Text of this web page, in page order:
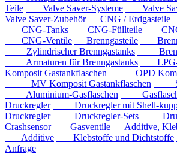
Teile
Valve Saver-Systeme
Valve
Valve Saver-Zubehör
CNG / Erdgasteile
CNG-Tanks
CNG-Füllteile
CNG-Ventile
Brenngasteile
Zylindrischer Brenngastanks
Armaturen für Brenngastanks
LPG-
Komposit Gastankflaschen
OPD
MV Komposit Gastankflaschen
Aluminium-Gasflaschen
Druckregler
Druckregler mit Shell-
Druckregler
Druckregler-Sets
Crashsensor
Gasventile
Additive,
Additive
Klebstoffe und Dichtstoffe
Anfrage